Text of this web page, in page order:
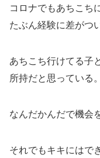
コロナでもあちこち
たぶん経験に差がつ
あちこち行けてる子
所持だと思っている。
なんだかんだで機会
それでもキキにはで